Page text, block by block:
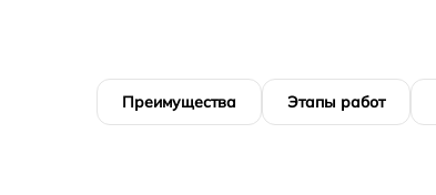
Преимущества Этапы работ